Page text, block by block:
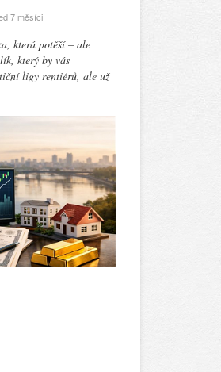
7 měsíci
která potěší – ale
který by vás
ligy rentiérů, ale už